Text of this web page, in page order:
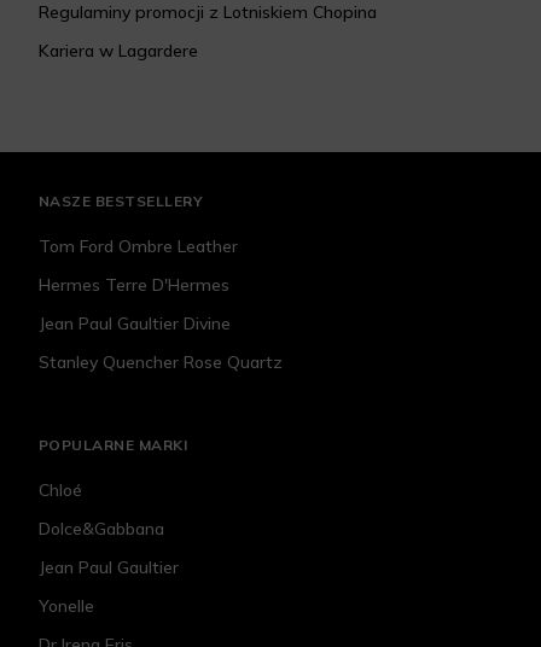
Regulaminy promocji z Lotniskiem Chopina
Kariera w Lagardere
NASZE BESTSELLERY
Tom Ford Ombre Leather
Hermes Terre D'Hermes
Jean Paul Gaultier Divine
Stanley Quencher Rose Quartz
POPULARNE MARKI
Chloé
Dolce&Gabbana
Jean Paul Gaultier
Yonelle